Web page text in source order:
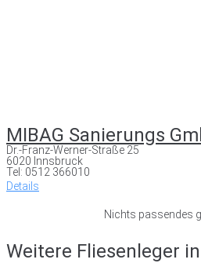
MIBAG Sanierungs
Dr.-Franz-Werner-Straße 25
6020 Innsbruck
Tel: 0512 366010
Details
Nichts passendes
Weitere Fliesenleger in